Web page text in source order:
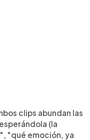
clips abundan las
(la
"qué emoción, ya